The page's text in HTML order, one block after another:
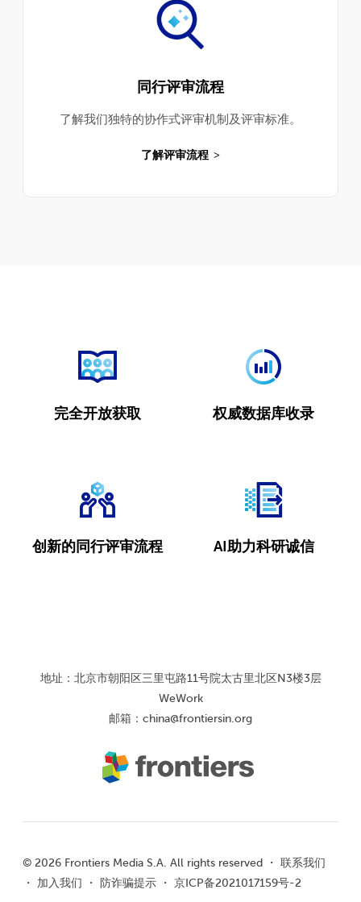
同行评审流程
了解我们独特的协作式评审机制及评审标准。
了解评审流程
完全开放获取 权威数据库收录
创新的同行评审流程 AI助力科研诚信
地址：北京市朝阳区三里屯路11号院太古里北区N3楼3层
WeWork
邮箱： china@frontiersin.org
© 2026 Frontiers Media S.A. All rights reserved ・ 联系我们
・ 加入我们 ・ 防诈骗提示 ・ 京ICP备2021017159号-2